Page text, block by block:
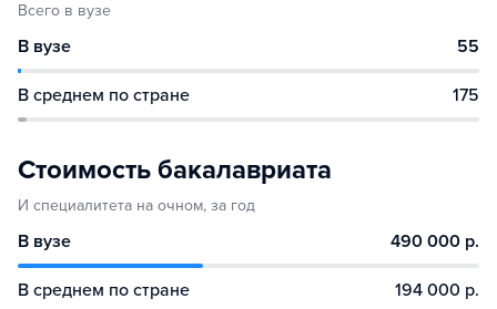
Всего в вузе
В вузе 55
В среднем по стране 175
Стоимость бакалавриата
И специалитета на очном, за год
В вузе 490 000 р.
В среднем по стране 194 000 р.